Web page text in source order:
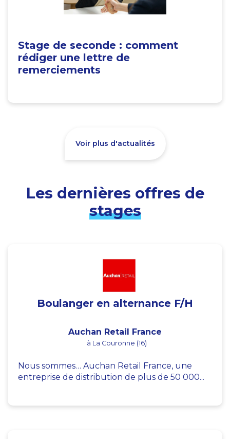
Stage de seconde : comment
rédiger une lettre de
remerciements
Voir plus d'actualités
Les dernières offres de
stages
Boulanger en alternance F/H
Auchan Retail France
à La Couronne (16)
Nous sommes… Auchan Retail France, une
entreprise de distribution de plus de 50 000...